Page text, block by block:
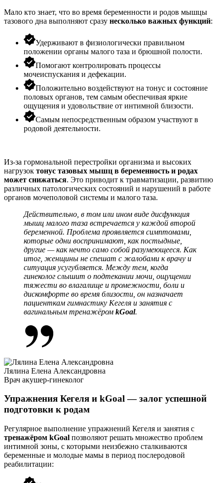
Мало кто знает, что во время беременности и родов мышцы
тазового дна выполняют сразу несколько важных функций:
Удерживают в физиологически правильном
положении органы малого таза и брюшной полости.
Помогают контролировать процессы
мочеиспускания и дефекации.
Положительно воздействуют на тонус и состояние
половых органов, тем самым обеспечивая яркие
ощущения и удовольствие от интимной близости.
Самым непосредственным образом участвуют в
родовой деятельности.
Из-за гормональной перестройки организма и высоких
нагрузок тонус тазовых мышц в беременность и родах
может снижаться. Это приводит к травматизации, развитию
различных патологических состояний и нарушений в работе
органов мочеполовой системы и малого таза.
Действительно, в том или ином виде дисфункция
мышц малого таза встречается у каждой второй
беременной. Проблема проявляется симптомами,
которые одни воспринимают, как постыдные,
другие — как нечто само собой разумеющееся. Как
итог, женщины не спешат с жалобами к врачу и
ситуация усугубляется. Между тем, когда
гинеколог слышит о подтекании мочи, ощущении
тяжести во влагалище и промежности, боли и
дискомфорте во время близости, он назначает
пациенткам гимнастику Кегеля и занятия с
вагинальным тренажёром kGoal.
Лялина Елена Александровна
Врач акушер-гинеколог
Упражнения Кегеля и kGoal — залог успешной
подготовки к родам
Регулярное выполнение упражнений Кегеля и занятия с
тренажёром kGoal позволяют решать множество проблем
интимной зоны, с которыми неизбежно сталкиваются
беременные и молодые мамы в период послеродовой
реабилитации: